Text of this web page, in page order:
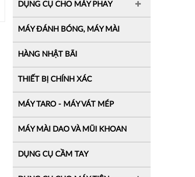
DỤNG CỤ CHO MÁY PHAY
MÁY ĐÁNH BÓNG, MÁY MÀI
HÀNG NHẬT BÃI
THIẾT BỊ CHÍNH XÁC
MÁY TARO - MÁY VÁT MÉP
MÁY MÀI DAO VÀ MŨI KHOAN
DỤNG CỤ CẦM TAY